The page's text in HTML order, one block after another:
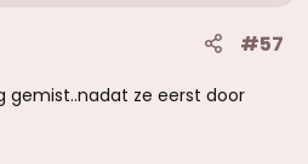
#57
ze eerst door